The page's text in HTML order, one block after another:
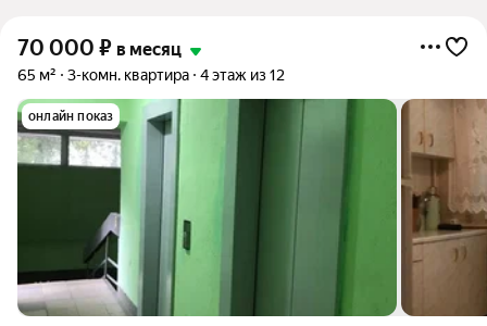
70 000 ₽ в месяц
65 м² 3-комн. квартира 4 этаж из 12
онлайн показ